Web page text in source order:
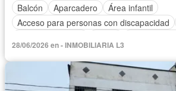
Balcón
Aparcadero
Área infantil
Acceso para personas con discapacidad
Vista panorámica
Seguridad privada
Agua
28/06/2026 en - INMOBILIARIA L3